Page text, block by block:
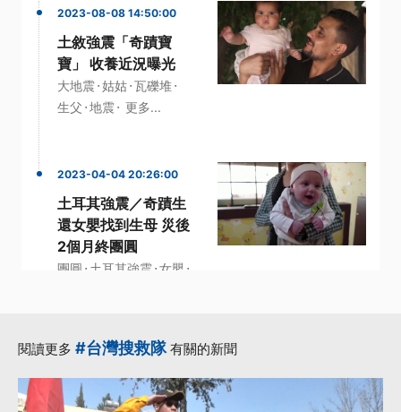
2023-08-08 14:50:00
土敘強震「奇蹟寶
寶」 收養近況曝光
大地震·姑姑·瓦礫堆·
生父 ·地震· 更多...
2023-04-04 20:26:00
土耳其強震／奇蹟生
還女嬰找到生母 災後
2個月終團圓
團圓 · 土耳其強震·女嬰 ·
閱讀更多 #台灣搜救隊有關的新聞